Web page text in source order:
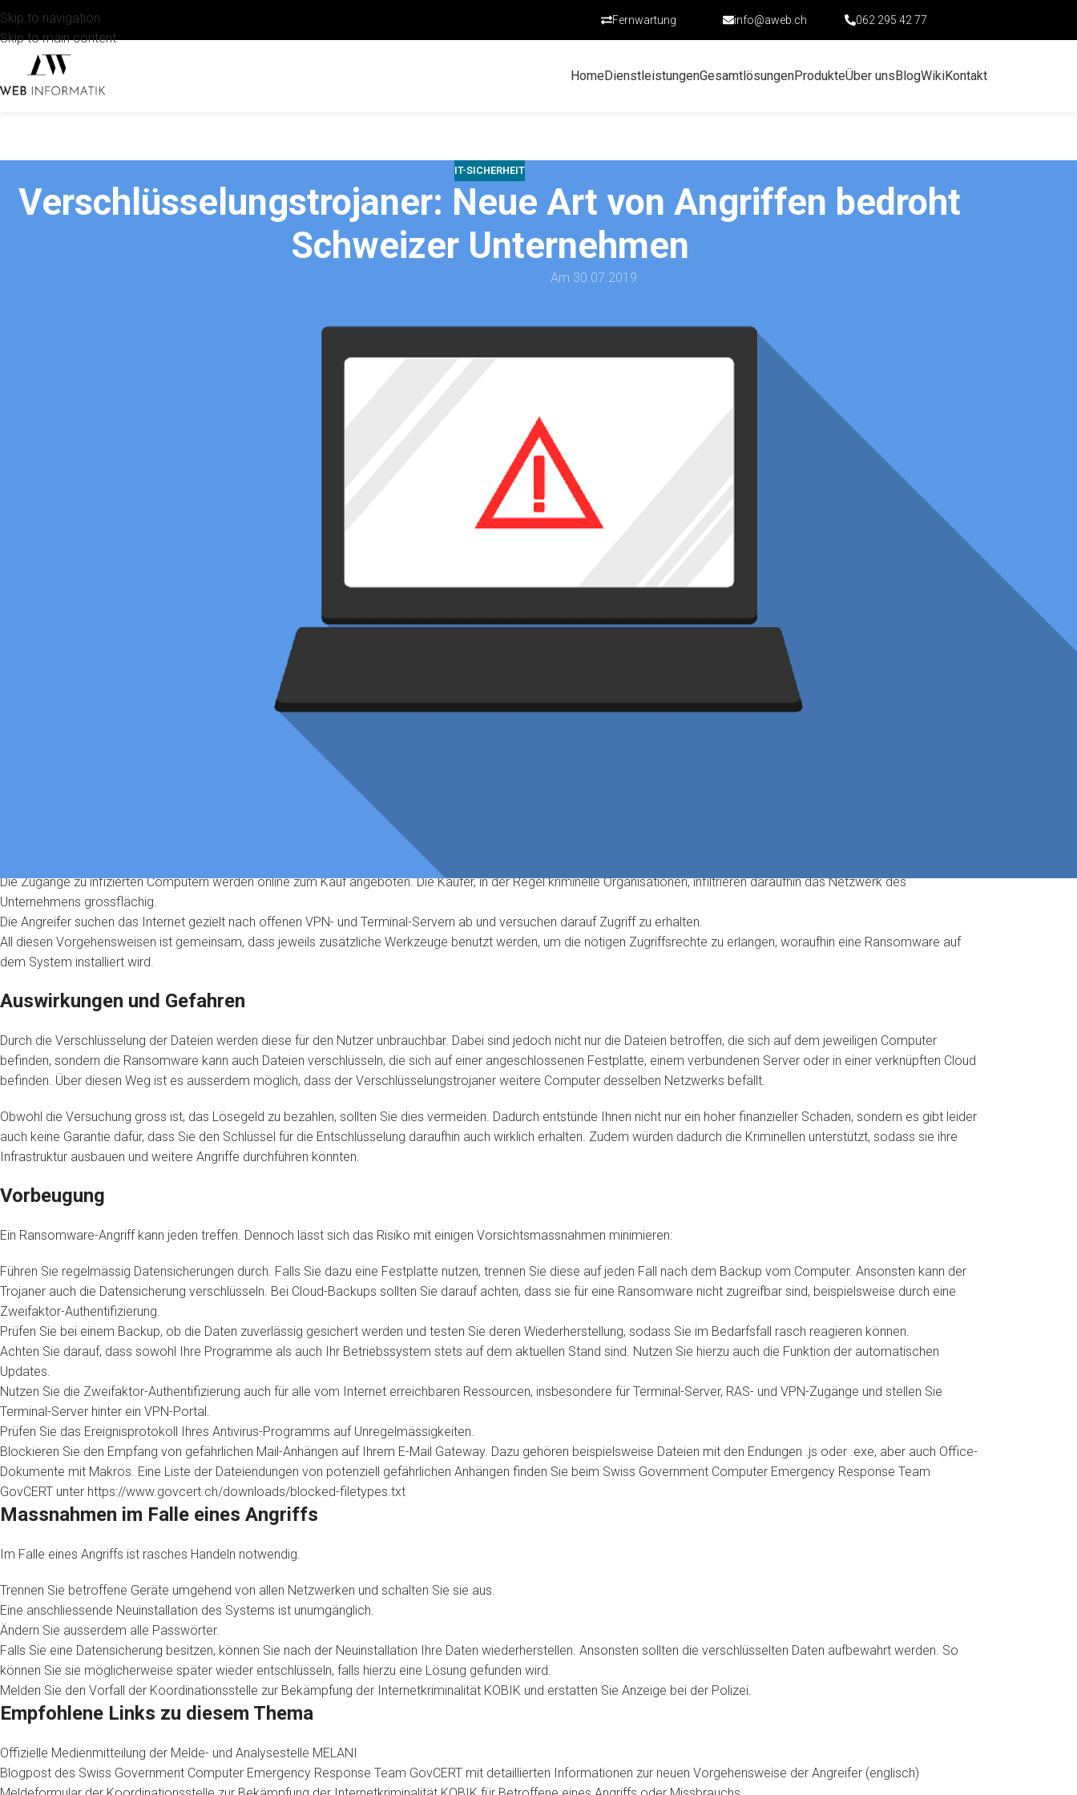
Skip to navigation
Skip to main content
Fernwartung info@aweb.ch 062 295 42 77
HomeDienstleistungenGesamtlösungenProdukteÜber unsBlogWikiKontakt
IT-SICHERHEIT
Verschlüsselungstrojaner: Neue Art von Angriffen bedroht
Schweizer Unternehmen
Am 30.07.2019
Derzeit sind zahlreiche täuschend echt aussehende Microsoft-Betrugsmails im Umlauf, die behaupten, dass das eigene Passwort demnächst abläuft. Betroffene sollten auf
keinen Fall ihr Passwort unter dem angegebenen Link eingeben.Gemäss der Melde- und Analysestelle Informationssicherung MELANI häufen sich seit Januar 2019 die
Meldungen über Ransomware-Angriffe auf Unternehmen. Seit anfangs Juli handelt es sich um eine neue Art von Angriffen, die auch diverse namhafte Schweizer Unternehmen
Mit einer neuen Art von Angriffen werden Daten von Schweizer Unternehmen grossflächig verschlüsselt.
Bei einem Angriff sollte sofort gehandelt werden, um weitere Schäden zu verhindern.
Als Ransomware (auch «Verschlüsselungstrojaner» oder «Erpressungstrojaner») werden Schadprogramme bezeichnet, durch die die Dateien auf einem Computer und allen
damit verbundenen Netzlaufwerken verschlüsselt und somit unbrauchbar gemacht werden. Im Anschluss daran erscheint ein gesperrter Bildschirm, der den Nutzer auffordert,
Lösegeld zu bezahlen, um die Dateien wieder zu entschlüsseln.
Seit anfangs Juli bedienen sich die Angreifer einer neuen Vorgehensweise. Gemäss der
Die Angreifer versenden gezielt E-Mails an Schweizer Unternehmen, die entweder einen schädlichen Dateianhang oder einen Link zu einer bösartigen Webseite beinhalten.
Die Zugänge zu infizierten Computern werden online zum Kauf angeboten. Die Käufer, in der Regel kriminelle Organisationen, infiltrieren daraufhin das Netzwerk des
Unternehmens grossflächig.
Die Angreifer suchen das Internet gezielt nach offenen VPN- und Terminal-Servern ab und versuchen darauf Zugriff zu erhalten.
All diesen Vorgehensweisen ist gemeinsam, dass jeweils zusätzliche Werkzeuge benutzt werden, um die nötigen Zugriffsrechte zu erlangen, woraufhin eine Ransomware auf
dem System installiert wird.
Auswirkungen und Gefahren
Durch die Verschlüsselung der Dateien werden diese für den Nutzer unbrauchbar. Dabei sind jedoch nicht nur die Dateien betroffen, die sich auf dem jeweiligen Computer
befinden, sondern die Ransomware kann auch Dateien verschlüsseln, die sich auf einer angeschlossenen Festplatte, einem verbundenen Server oder in einer verknüpften Cloud
befinden. Über diesen Weg ist es ausserdem möglich, dass der Verschlüsselungstrojaner weitere Computer desselben Netzwerks befällt.
Obwohl die Versuchung gross ist, das Lösegeld zu bezahlen, sollten Sie dies vermeiden. Dadurch entstünde Ihnen nicht nur ein hoher finanzieller Schaden, sondern es gibt leider
auch keine Garantie dafür, dass Sie den Schlüssel für die Entschlüsselung daraufhin auch wirklich erhalten. Zudem würden dadurch die Kriminellen unterstützt, sodass sie ihre
Infrastruktur ausbauen und weitere Angriffe durchführen könnten.
Vorbeugung
Ein Ransomware-Angriff kann jeden treffen. Dennoch lässt sich das Risiko mit einigen Vorsichtsmassnahmen minimieren:
Führen Sie regelmässig Datensicherungen durch. Falls Sie dazu eine Festplatte nutzen, trennen Sie diese auf jeden Fall nach dem Backup vom Computer. Ansonsten kann der
Trojaner auch die Datensicherung verschlüsseln. Bei Cloud-Backups sollten Sie darauf achten, dass sie für eine Ransomware nicht zugreifbar sind, beispielsweise durch eine
Zweifaktor-Authentifizierung.
Prüfen Sie bei einem Backup, ob die Daten zuverlässig gesichert werden und testen Sie deren Wiederherstellung, sodass Sie im Bedarfsfall rasch reagieren können.
Achten Sie darauf, dass sowohl Ihre Programme als auch Ihr Betriebssystem stets auf dem aktuellen Stand sind. Nutzen Sie hierzu auch die Funktion der automatischen
Updates.
Nutzen Sie die Zweifaktor-Authentifizierung auch für alle vom Internet erreichbaren Ressourcen, insbesondere für Terminal-Server, RAS- und VPN-Zugänge und stellen Sie
Terminal-Server hinter ein VPN-Portal.
Prüfen Sie das Ereignisprotokoll Ihres Antivirus-Programms auf Unregelmässigkeiten.
Blockieren Sie den Empfang von gefährlichen Mail-Anhängen auf Ihrem E-Mail Gateway. Dazu gehören beispielsweise Dateien mit den Endungen .js oder .exe, aber auch Office-
Dokumente mit Makros. Eine Liste der Dateiendungen von potenziell gefährlichen Anhängen finden Sie beim Swiss Government Computer Emergency Response Team
GovCERT unter https://www.govcert.ch/downloads/blocked-filetypes.txt
Massnahmen im Falle eines Angriffs
Im Falle eines Angriffs ist rasches Handeln notwendig.
Trennen Sie betroffene Geräte umgehend von allen Netzwerken und schalten Sie sie aus.
Eine anschliessende Neuinstallation des Systems ist unumgänglich.
Ändern Sie ausserdem alle Passwörter.
Falls Sie eine Datensicherung besitzen, können Sie nach der Neuinstallation Ihre Daten wiederherstellen. Ansonsten sollten die verschlüsselten Daten aufbewahrt werden. So
können Sie sie möglicherweise später wieder entschlüsseln, falls hierzu eine Lösung gefunden wird.
Melden Sie den Vorfall der Koordinationsstelle zur Bekämpfung der Internetkriminalität KOBIK und erstatten Sie Anzeige bei der Polizei.
Empfohlene Links zu diesem Thema
Offizielle Medienmitteilung der Melde- und Analysestelle MELANI
Blogpost des Swiss Government Computer Emergency Response Team GovCERT mit detaillierten Informationen zur neuen Vorgehensweise der Angreifer (englisch)